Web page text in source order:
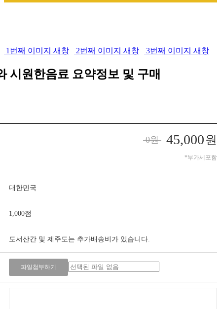
1번째 이미지 새창 2번째 이미지 새창 3번째 이미지 새창
시원한음료 요약정보 및 구매
0원 45,000원
*부가세포함
대한민국
1,000점
도서산간 및 제주도는 추가배송비가 있습니다.
파일첨부하기